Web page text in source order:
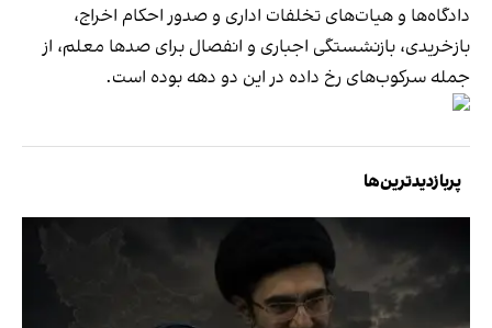
دادگاه‌ها و هیات‌های تخلفات اداری و صدور احکام اخراج،
بازخریدی، بازنشستگی اجباری و انفصال برای صدها معلم، از
جمله سرکوب‌های رخ داده در این دو دهه بوده است.
پربازدیدترین‌ها